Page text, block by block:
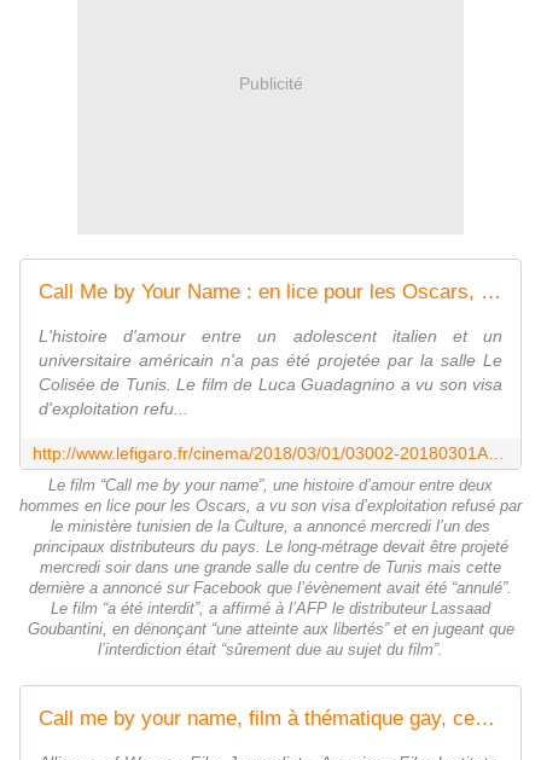
Publicité
Call Me by Your Name : en lice pour les Oscars, le film est interdit en Tunisie
L'histoire d'amour entre un adolescent italien et un
universitaire américain n'a pas été projetée par la salle Le
Colisée de Tunis. Le film de Luca Guadagnino a vu son visa
d'exploitation refu...
Le film “Call me by your name”, une histoire d’amour entre deux
hommes en lice pour les Oscars, a vu son visa d’exploitation refusé par
le ministère tunisien de la Culture, a annoncé mercredi l’un des
principaux distributeurs du pays. Le long-métrage devait être projeté
mercredi soir dans une grande salle du centre de Tunis mais cette
dernière a annoncé sur Facebook que l’évènement avait été “annulé”.
Le film “a été interdit”, a affirmé à l’AFP le distributeur Lassaad
Goubantini, en dénonçant “une atteinte aux libertés” et en jugeant que
l’interdiction était “sûrement due au sujet du film”.
Call me by your name, film à thématique gay, censuré par le ministère des Affaires culturelles